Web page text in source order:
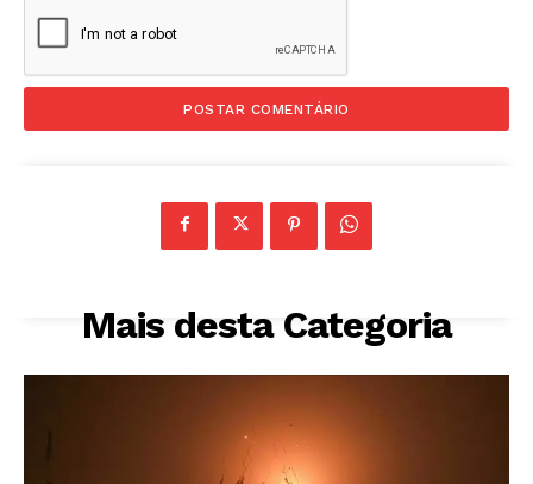
Mais desta Categoria